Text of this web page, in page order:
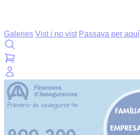
Galeries Vist i no vist Passava per aquí